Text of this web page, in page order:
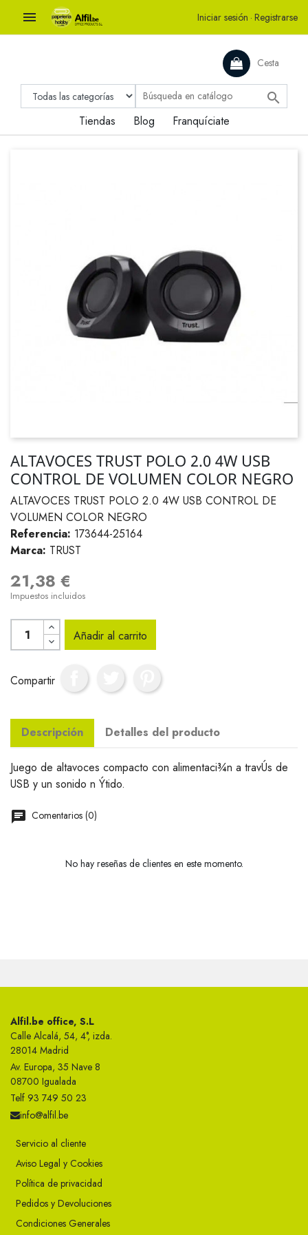
 Iniciar sesión · Registrarse
Cesta

Tiendas Blog Franquíciate
ALTAVOCES TRUST POLO 2.0 4W USB
CONTROL DE VOLUMEN COLOR NEGRO
ALTAVOCES TRUST POLO 2.0 4W USB CONTROL DE
VOLUMEN COLOR NEGRO
Referencia: 173644-25164
Marca: TRUST
21,38 €
Impuestos incluidos
Añadir al carrito
Compartir
Descripción Detalles del producto
Juego de altavoces compacto con alimentaci¾n a travÚs de
USB y un sonido n Ýtido.
Comentarios (0)
No hay reseñas de clientes en este momento.
Alfil.be office, S.L
Calle Alcalá, 54, 4°, izda.
28014 Madrid
Av. Europa, 35 Nave 8
08700 Igualada
Telf 93 749 50 23
info@alfil.be
Servicio al cliente
Aviso Legal y Cookies
Política de privacidad
Pedidos y Devoluciones
Condiciones Generales